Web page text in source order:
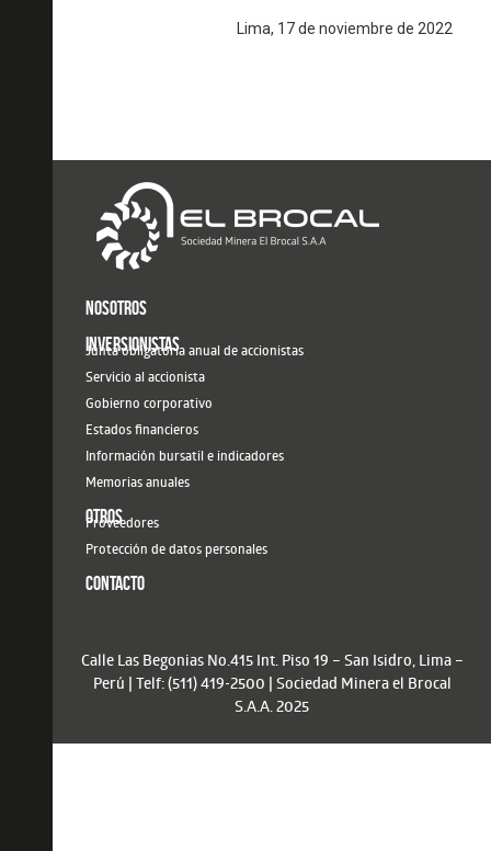
Lima, 17 de noviembre de 2022
NOSOTROS
INVERSIONISTAS
Junta obligatoria anual de accionistas
Servicio al accionista
Gobierno corporativo
Estados financieros
Información bursatil e indicadores
Memorias anuales
OTROS
Proveedores
Protección de datos personales
CONTACTO
Calle Las Begonias No.415 Int. Piso 19 – San Isidro, Lima –
Perú | Telf: (511) 419-2500 | Sociedad Minera el Brocal
S.A.A. 2025